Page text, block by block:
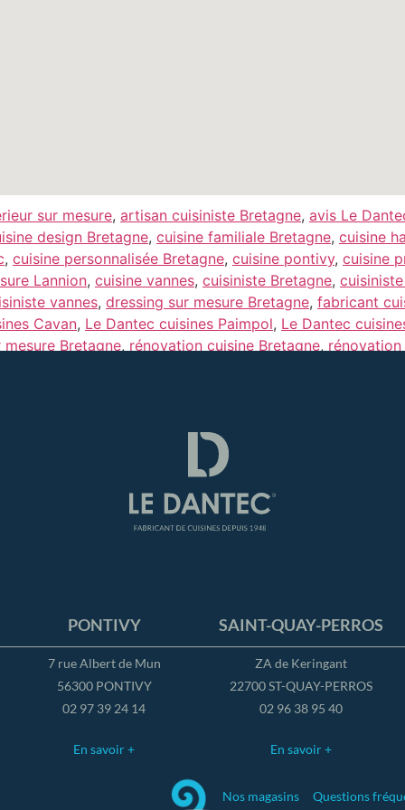
sur mesure, artisan cuisiniste Bretagne, avis Le
design Bretagne, cuisine familiale Bretagne, cuisine
, cuisine personnalisée Bretagne, cuisine pontivy, cuisine
Lannion, cuisine vannes, cuisiniste Bretagne,
vannes, dressing sur mesure Bretagne, fabricant
Cavan, Le Dantec cuisines Paimpol, Le Dantec
Bretagne, rénovation cuisine Bretagne,
PONTIVY
7 rue Albert de Mun
56300 PONTIVY
02 97 39 24 14
En savoir +
SAINT-QUAY-PERROS
ZA de Keringant
22700 ST-QUAY-PERROS
02 96 38 95 40
En savoir +
Nos magasins Questions